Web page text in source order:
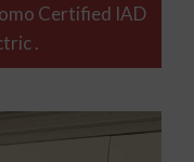
Certified IAD
.